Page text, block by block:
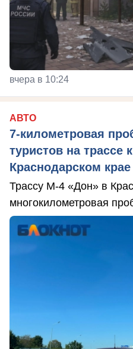
вчера в 10:24
АВТО
7-километровая
туристов на трассе
Краснодарском крае
Трассу М-4 «Дон» в
многокилометровая